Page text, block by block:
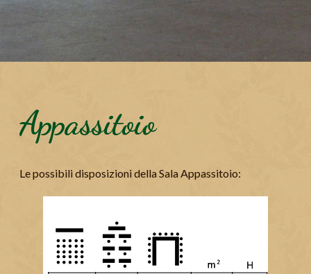
Appassitoio
Le possibili disposizioni della Sala Appassitoio: